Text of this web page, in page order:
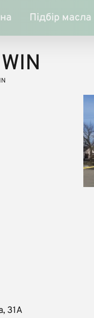
Підбір масла
31А